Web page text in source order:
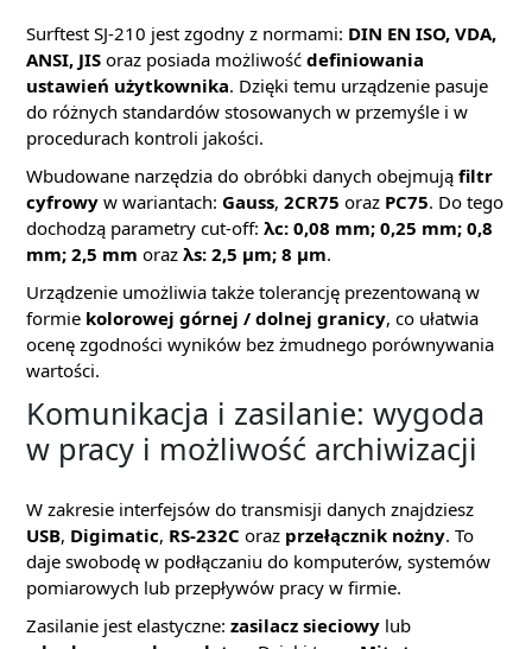
Surftest SJ-210 jest zgodny z normami: DIN EN ISO, VDA,
ANSI, JIS oraz posiada możliwość definiowania
ustawień użytkownika. Dzięki temu urządzenie pasuje
do różnych standardów stosowanych w przemyśle i w
procedurach kontroli jakości.
Wbudowane narzędzia do obróbki danych obejmują filtr
cyfrowy w wariantach: Gauss, 2CR75 oraz PC75. Do tego
dochodzą parametry cut-off: λc: 0,08 mm; 0,25 mm; 0,8
mm; 2,5 mm oraz λs: 2,5 µm; 8 µm.
Urządzenie umożliwia także tolerancję prezentowaną w
formie kolorowej górnej / dolnej granicy, co ułatwia
ocenę zgodności wyników bez żmudnego porównywania
wartości.
Komunikacja i zasilanie: wygoda
w pracy i możliwość archiwizacji
W zakresie interfejsów do transmisji danych znajdziesz
USB, Digimatic, RS-232C oraz przełącznik nożny. To
daje swobodę w podłączaniu do komputerów, systemów
pomiarowych lub przepływów pracy w firmie.
Zasilanie jest elastyczne: zasilacz sieciowy lub